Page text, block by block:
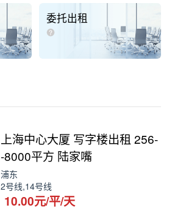
委托出租
上海中心大厦 写字楼出租 256-
-8000平方 陆家嘴
浦东
2号线,14号线
10.00元/平/天